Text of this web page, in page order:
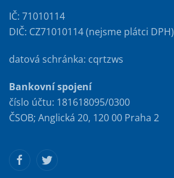
IČ: 71010114
DIČ: CZ71010114 (nejsme plátci DPH)
datová schránka: cqrtzws
Bankovní spojení
číslo účtu: 181618095/0300
ČSOB; Anglická 20, 120 00 Praha 2